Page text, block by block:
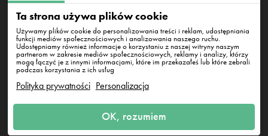
Ta strona używa plików cookie
Używamy plików cookie do personalizowania treści i reklam, udostępniania
funkcji mediów społecznościowych i analizowania naszego ruchu.
Udostępniamy również informacje o korzystaniu z naszej witryny naszym
partnerom w zakresie mediów społecznościowych, reklamy i analizy, którzy
mogą łączyć je z innymi informacjami, które im przekazałeś lub które zebrali
podczas korzystania z ich usług
Polityka prywatności Personalizacja
OK, rozumiem
Impressum
CleanWhale GmbH, HRB 240046 B, DE353460818
Westhafenstraße 1, 13353 Berlin